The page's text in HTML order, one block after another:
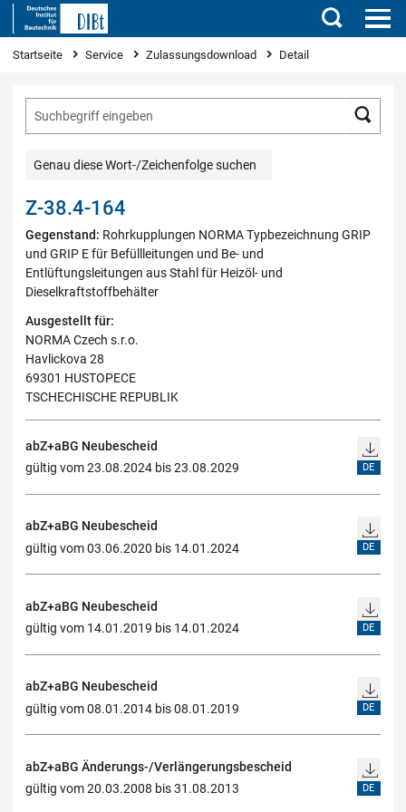
Suchen
Sie sind hier
Startseite Service Zulassungsdownload Detail
Genau diese Wort-/Zeichenfolge suchen
Z-38.4-164
Gegenstand: Rohrkupplungen NORMA Typbezeichnung GRIP
und GRIP E für Befüllleitungen und Be- und
Entlüftungsleitungen aus Stahl für Heizöl- und
Dieselkraftstoffbehälter
Ausgestellt für:
NORMA Czech s.r.o.
Havlickova 28
69301 HUSTOPECE
TSCHECHISCHE REPUBLIK
abZ+aBG Neubescheid
gültig vom 23.08.2024 bis 23.08.2029
DE
abZ+aBG Neubescheid
gültig vom 03.06.2020 bis 14.01.2024
DE
abZ+aBG Neubescheid
gültig vom 14.01.2019 bis 14.01.2024
DE
abZ+aBG Neubescheid
gültig vom 08.01.2014 bis 08.01.2019
DE
abZ+aBG Änderungs-/Verlängerungsbescheid
gültig vom 20.03.2008 bis 31.08.2013
DE